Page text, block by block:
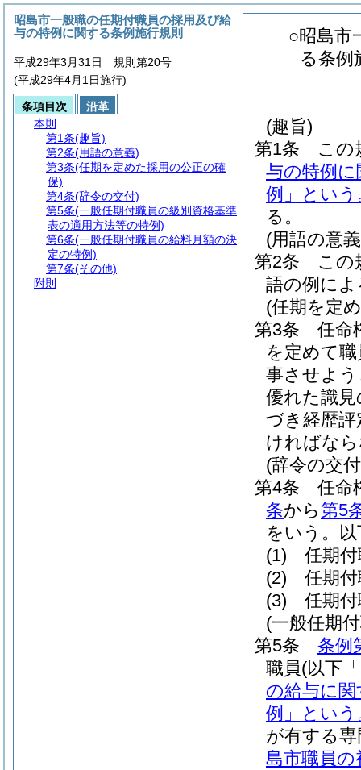
○昭島市
る条例
(趣旨)
第1条
この
与の特例
例」という
る。
(用語の意
第2条
この
語の例によ
(任期を定
第3条
任命
を定めて
事させよ
優れた識
づき経歴
ければな
(辞令の交
第4条
任命
条から第5
をいう。
(1)
任期
(2)
任期
(3)
任期
(一般任期
第5条
条例
職員(以下
の給与に
例」という
が有する
島市職員の
昭島市一般職の任期付職員の採用及び給
与の特例に関する条例施行規則
平成29年3月31日 規則第20号
(平成29年4月1日施行)
条項目次
沿革
本則
第1条(趣旨)
第2条(用語の意義)
第3条(任期を定めた採用の公正の確
保)
第4条(辞令の交付)
第5条(一般任期付職員の級別資格基準
表の適用方法等の特例)
第6条(一般任期付職員の給料月額の決
定の特例)
第7条(その他)
附則